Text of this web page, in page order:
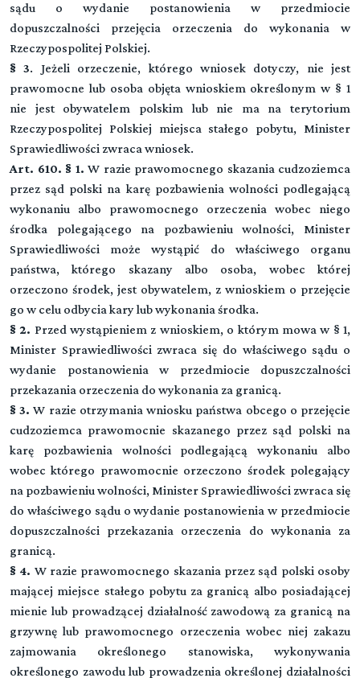
sądu o wydanie postanowienia w przedmiocie
dopuszczalności przejęcia orzeczenia do wykonania w
Rzeczypospolitej Polskiej.
§ 3. Jeżeli orzeczenie, którego wniosek dotyczy, nie jest
prawomocne lub osoba objęta wnioskiem określonym w § 1
nie jest obywatelem polskim lub nie ma na terytorium
Rzeczypospolitej Polskiej miejsca stałego pobytu, Minister
Sprawiedliwości zwraca wniosek.
Art. 610. § 1. W razie prawomocnego skazania cudzoziemca
przez sąd polski na karę pozbawienia wolności podlegającą
wykonaniu albo prawomocnego orzeczenia wobec niego
środka polegającego na pozbawieniu wolności, Minister
Sprawiedliwości może wystąpić do właściwego organu
państwa, którego skazany albo osoba, wobec której
orzeczono środek, jest obywatelem, z wnioskiem o przejęcie
go w celu odbycia kary lub wykonania środka.
§ 2. Przed wystąpieniem z wnioskiem, o którym mowa w § 1,
Minister Sprawiedliwości zwraca się do właściwego sądu o
wydanie postanowienia w przedmiocie dopuszczalności
przekazania orzeczenia do wykonania za granicą.
§ 3. W razie otrzymania wniosku państwa obcego o przejęcie
cudzoziemca prawomocnie skazanego przez sąd polski na
karę pozbawienia wolności podlegającą wykonaniu albo
wobec którego prawomocnie orzeczono środek polegający
na pozbawieniu wolności, Minister Sprawiedliwości zwraca się
do właściwego sądu o wydanie postanowienia w przedmiocie
dopuszczalności przekazania orzeczenia do wykonania za
granicą.
§ 4. W razie prawomocnego skazania przez sąd polski osoby
mającej miejsce stałego pobytu za granicą albo posiadającej
mienie lub prowadzącej działalność zawodową za granicą na
grzywnę lub prawomocnego orzeczenia wobec niej zakazu
zajmowania określonego stanowiska, wykonywania
określonego zawodu lub prowadzenia określonej działalności